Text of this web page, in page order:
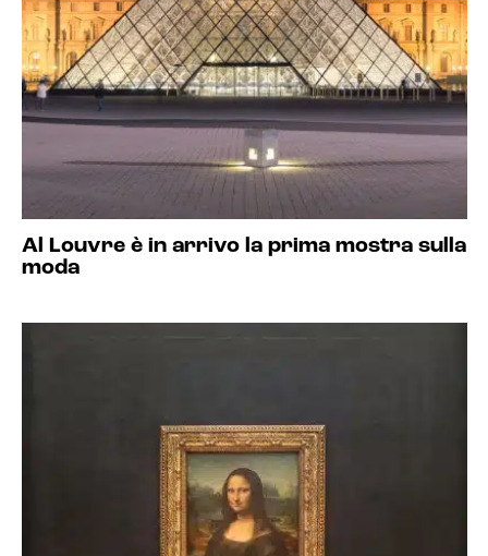
Al Louvre è in arrivo la prima mostra sulla
moda